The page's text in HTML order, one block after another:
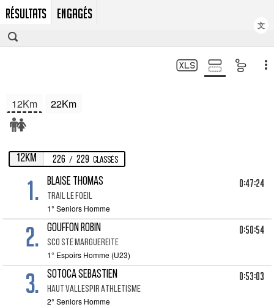
RÉSULTATS ENGAGÉS
文
12Km 22Km
12Km 226 / 229 Classés
1. BLAISE THOMAS
TRAIL LE FOEIL
0:47:24
1° Seniors Homme
2. GOUFFON ROBIN
SCO STE MARGUEREITE
0:50:54
1° Espoirs Homme (U23)
3. SOTOCA SEBASTIEN
HAUT VALLESPIR ATHLETISME
0:53:03
2° Seniors Homme